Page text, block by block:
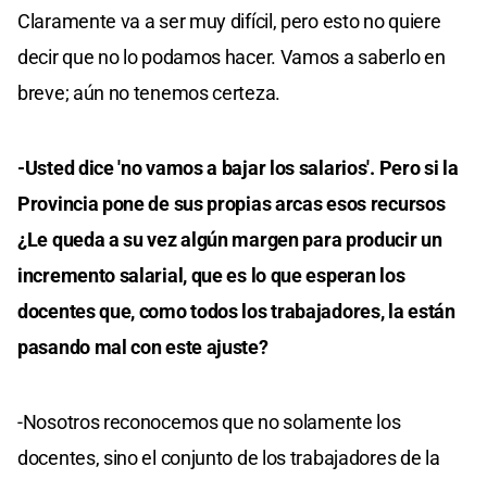
Claramente va a ser muy difícil, pero esto no quiere
decir que no lo podamos hacer. Vamos a saberlo en
breve; aún no tenemos certeza.
-Usted dice 'no vamos a bajar los salarios'. Pero si la
Provincia pone de sus propias arcas esos recursos
¿Le queda a su vez algún margen para producir un
incremento salarial, que es lo que esperan los
docentes que, como todos los trabajadores, la están
pasando mal con este ajuste?
-Nosotros reconocemos que no solamente los
docentes, sino el conjunto de los trabajadores de la